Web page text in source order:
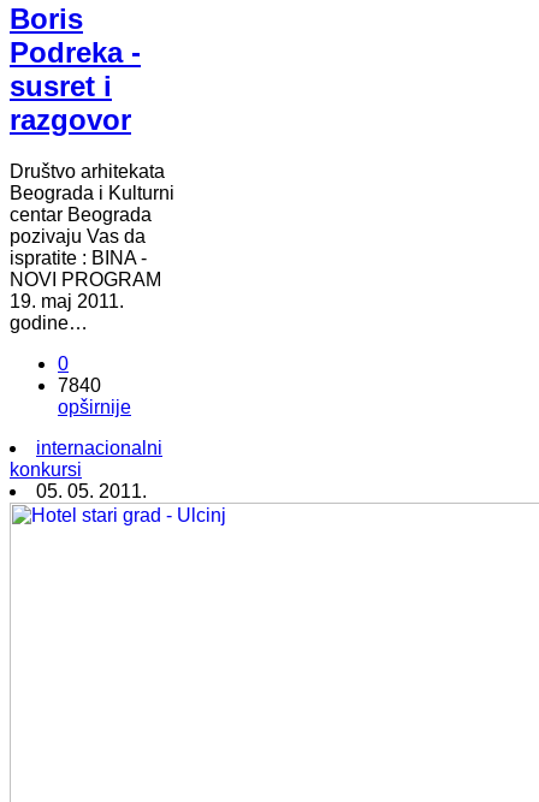
Boris
Podreka -
susret i
razgovor
Društvo arhitekata
Beograda i Kulturni
centar Beograda
pozivaju Vas da
ispratite : BINA -
NOVI PROGRAM
19. maj 2011.
godine…
0
7840
opširnije
internacionalni
konkursi
05. 05. 2011.